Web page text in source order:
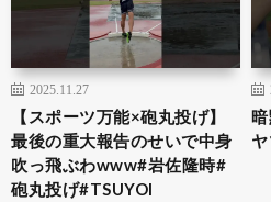
2025.11.27
【スポーツ万能×砲丸投げ】
最後の重大報告のせいで中身
吹っ飛ぶわwww#岩佐隆時#
砲丸投げ#TSUYOI